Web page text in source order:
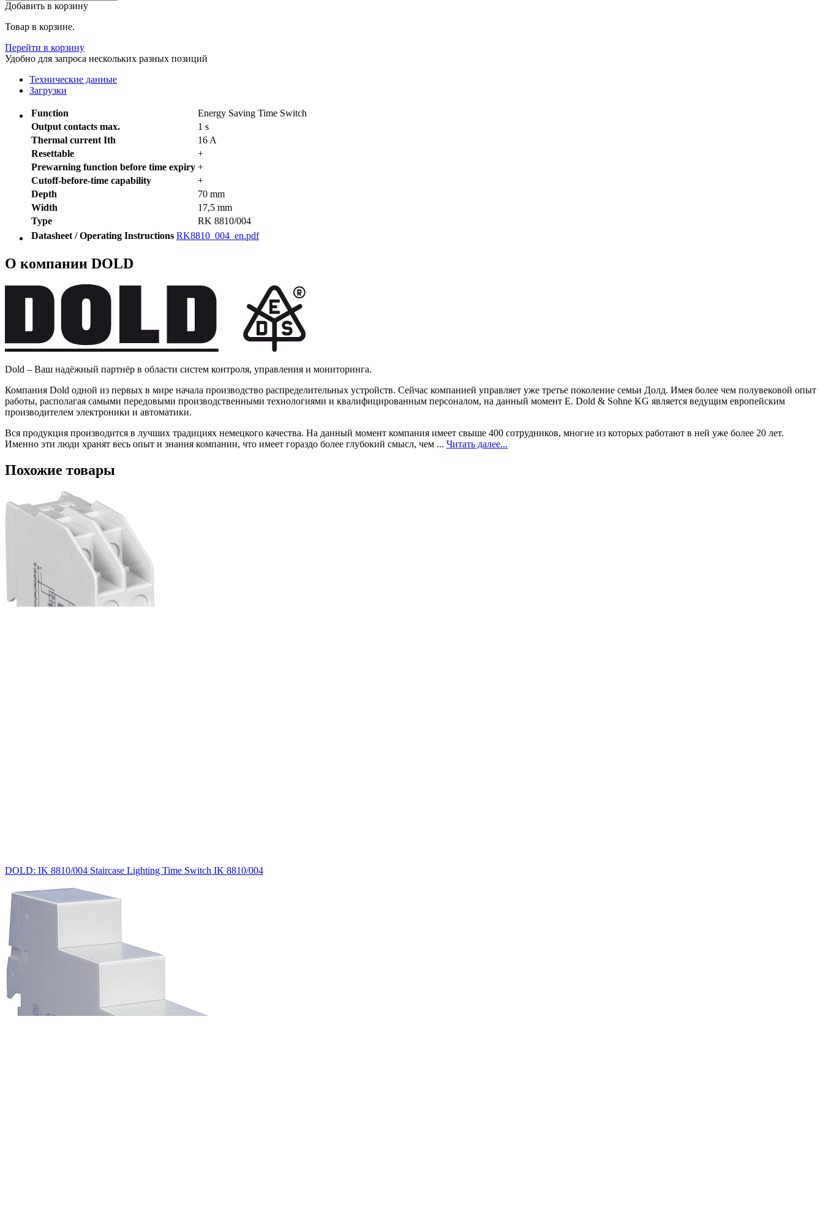
Добавить в корзину
Товар в корзине.
Перейти в корзину
Удобно для запроса нескольких разных позиций
Технические данные
Загрузки
Function
Energy Saving Time Switch
Output contacts max.
1 s
Thermal current Ith
16 A
Resettable
+
Prewarning function before time expiry +
Cutoff-before-time capability
+
Depth
70 mm
Width
17,5 mm
Type
RK 8810/004
Datasheet / Operating Instructions RK8810_004_en.pdf
О компании DOLD
Dold – Ваш надёжный партнёр в области систем контроля, управления и мониторинга.
Компания Dold одной из первых в мире начала производство распределительных устройств. Сейчас компанией управляет уже третье поколение семьи Долд. Имея более чем полувековой опыт
работы, располагая самыми передовыми производственными технологиями и квалифицированным персоналом, на данный момент E. Dold & Sohne KG является ведущим европейским
производителем электроники и автоматики.
Вся продукция производится в лучших традициях немецкого качества. На данный момент компания имеет свыше 400 сотрудников, многие из которых работают в ней уже более 20 лет.
Именно эти люди хранят весь опыт и знания компании, что имеет гораздо более глубокий смысл, чем ... Читать далее...
Похожие товары
DOLD: IK 8810/004 Staircase Lighting Time Switch IK 8810/004